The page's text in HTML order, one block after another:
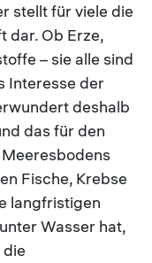
stellt für viele die
dar. Ob Erze,
– sie alle sind
Interesse der
deshalb
das für den
Fische, Krebse
langfristigen
Wasser hat,
die